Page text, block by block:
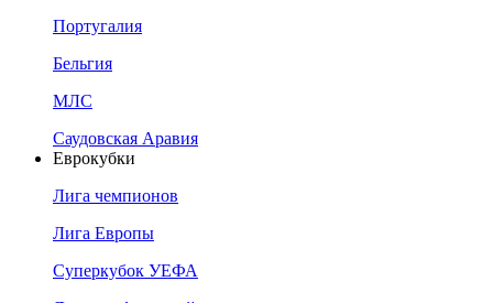
Португалия
Бельгия
МЛС
Саудовская Аравия
Еврокубки
Лига чемпионов
Лига Европы
Суперкубок УЕФА